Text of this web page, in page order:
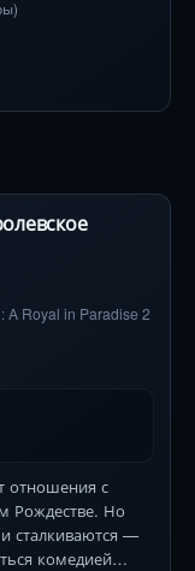
A Royal in Paradise 2
отношения с
Рождестве. Но
сталкиваются —
комедией